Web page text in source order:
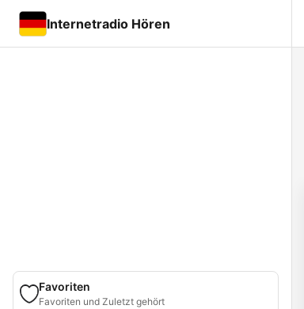
Internetradio Hören
Favoriten
Favoriten und Zuletzt gehört